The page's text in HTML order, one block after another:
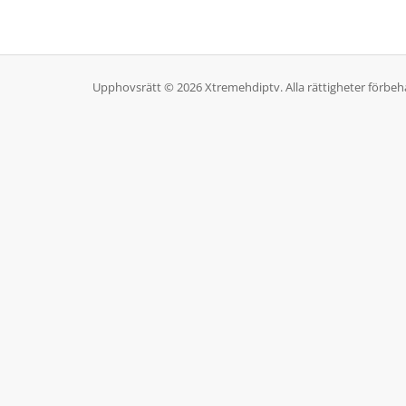
Upphovsrätt © 2026 Xtremehdiptv. Alla rättigheter